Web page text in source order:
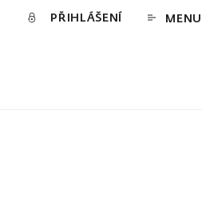
PŘIHLÁŠENÍ MENU